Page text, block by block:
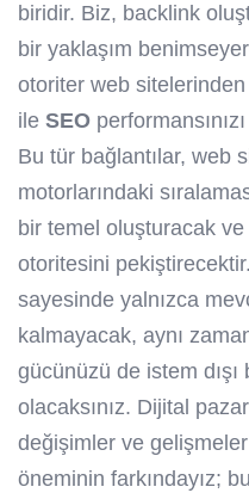
biridir. Biz, backlink
bir yaklaşım
otoriter web
ile SEO
Bu tür bağlantılar, web
motorlarındaki
bir temel oluşturacak ve
otoritesini
sayesinde yalnızca
kalmayacak, aynı
gücünüzü de istem dışı
olacaksınız. Dijital
değişimler ve
öneminin farkındayız;